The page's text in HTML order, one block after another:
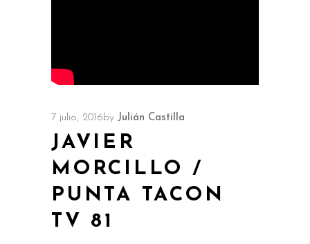
7 julio, 2016 by Julián Castilla
JAVIER
MORCILLO /
PUNTA TACON
TV 81